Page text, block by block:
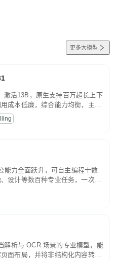
更多大模型
激活13B，原生支持百万超长上下
成本低廉，综合能力均衡，主打
、内容创作、基础 RAG、批量
能力全面跃升，可自主编程十数
设计等数百种专业任务，一次对
理解贯穿规划、执行与验证全流
义解析。长程任务中自主规划与
解析与 OCR 场景的专业模型，能
面布局，并将非结构化内容转换